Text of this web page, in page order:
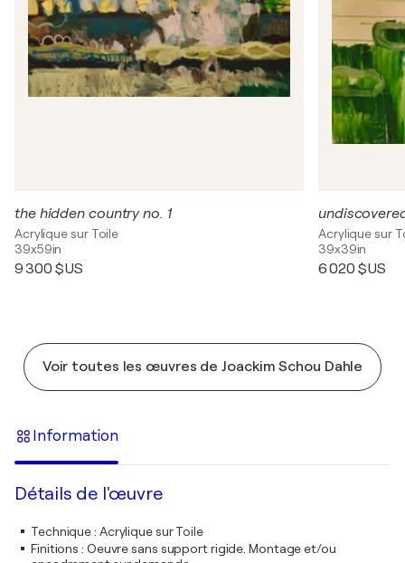
the hidden country no. 1
Acrylique sur Toile
39x59in
9 300 $US
Acrylique sur
39x39in
6 020 $US
Voir toutes les œuvres de Joackim Schou Dahle
Information
Détails de l'œuvre
Technique: Acrylique sur Toile
Finitions : Oeuvre sans support rigide. Montage et/ou